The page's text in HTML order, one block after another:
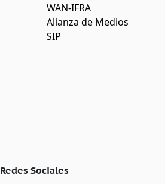
WAN-IFRA
Alianza de Medios
SIP
Redes Sociales